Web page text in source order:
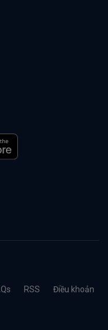
RSS Điều khoản